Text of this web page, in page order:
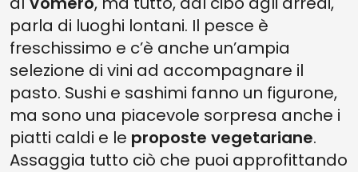
parla di luoghi lontani. Il pesce è
freschissimo e c’è anche un’ampia
selezione di vini ad accompagnare il
pasto. Sushi e sashimi fanno un figurone,
ma sono una piacevole sorpresa anche i
piatti caldi e le proposte vegetariane.
Assaggia tutto ciò che puoi approfittando